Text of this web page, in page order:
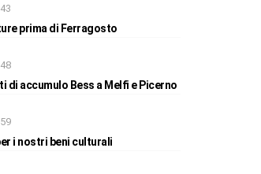
prima di Ferragosto
di accumulo Bess a Melfi e Picerno
i nostri beni culturali